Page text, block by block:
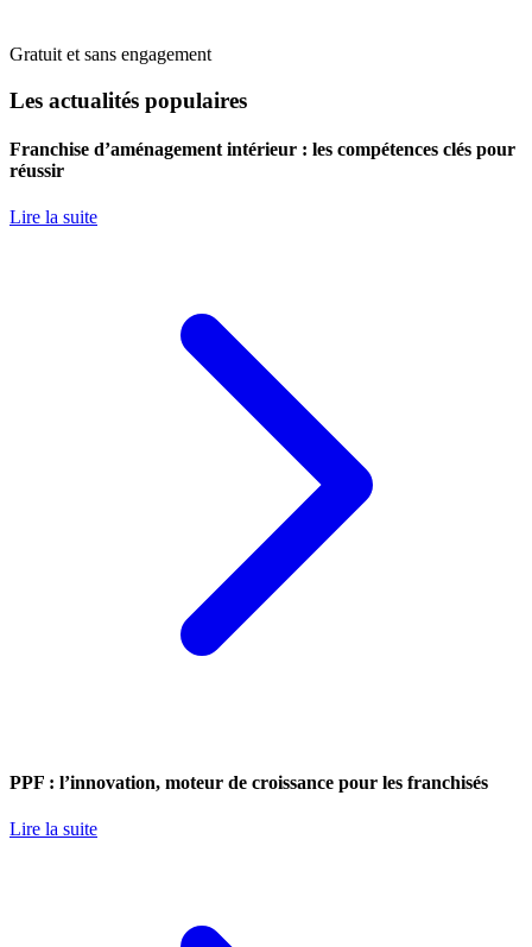
Gratuit et sans engagement
Les actualités populaires
Franchise d’aménagement intérieur : les compétences clés pour
réussir
Lire la suite
PPF : l’innovation, moteur de croissance pour les franchisés
Lire la suite